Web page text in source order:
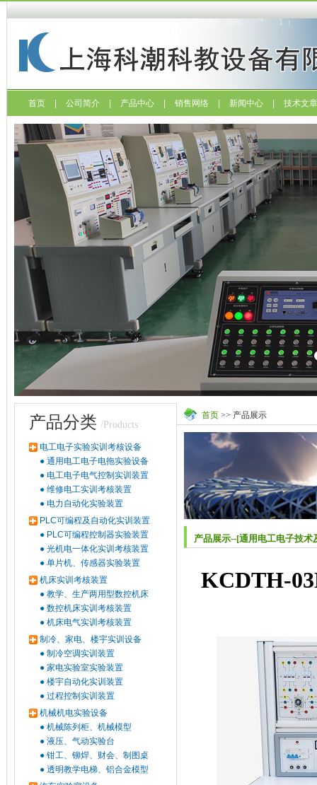
首页 公司简介 产品中心 销售网络 新闻中心 技术文章
产品分类 /Products
电工电子实验实训考核设备
● 通用电工电子电拖实验设备
● 电工电子电气控制实训装置
● 维修电工实训考核装置
● 电力自动化实验装置
PLC可编程及自动化实训装置
● PLC可编程控制器实验装置
● 光机电一体化实训考核装置
● 单片机、传感器实验装置
机床实训考核装置
● 教学、生产两用型数控机床
● 数控机床实训考核装置
● 机床电气实训考核装置
制冷、家电、楼宇实训设备
● 制冷空调实训装置
● 家电实验室实验装置
● 楼宇自动化实训装置
● 过程控制实训装置
机械机电实验设备
● 机械陈列柜、机械模型
● 液压、气动实验台
● 钳工、铆焊、财会、制图桌
● 透明教学电梯、铝合金模型
首页 >> 产品展示
产品展示--[通用电工电子技术
KCDTH-